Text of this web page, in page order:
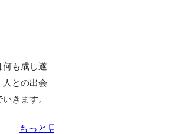
も成し遂
との出会
きます。
もっと見る